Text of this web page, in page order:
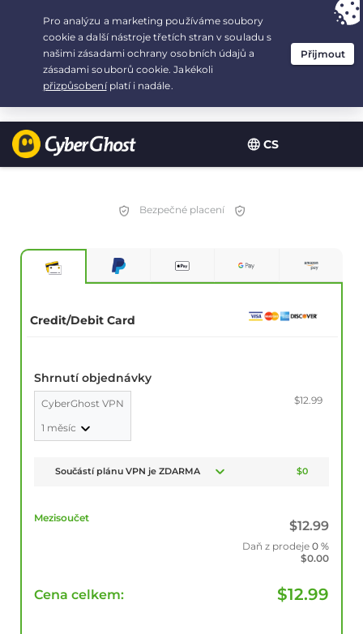
CS
Your choice:The Best Dealfor 2.1666666666667-years at $
/month
Bezpečné placení
Credit/Debit Card
Shrnutí objednávky
CyberGhost VPN
1 měsíc
$12.99
Součástí plánu VPN je ZDARMA $0
Mezisoučet
$12.99
Daň z prodeje 0 %
$0.00
Cena celkem: $12.99